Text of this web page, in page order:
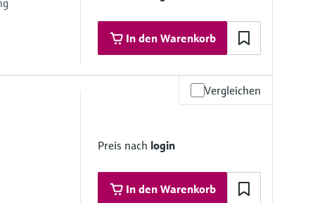
F316/F316L; 2.4602
In den Warenkorb
316L)
Vergleichen
Preis nach login
In den Warenkorb